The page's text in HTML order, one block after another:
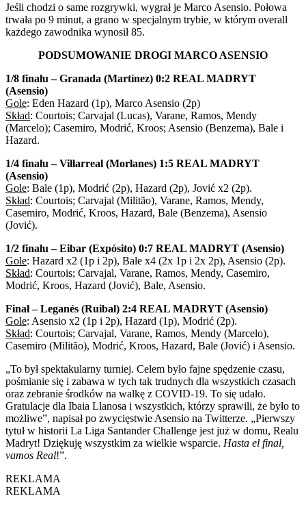
Jeśli chodzi o same rozgrywki, wygrał je Marco Asensio. Połowa
trwała po 9 minut, a grano w specjalnym trybie, w którym overall
każdego zawodnika wynosił 85.
PODSUMOWANIE DROGI MARCO ASENSIO
1/8 finału – Granada (Martínez) 0:2 REAL MADRYT
(Asensio)
Gole: Eden Hazard (1p), Marco Asensio (2p)
Skład: Courtois; Carvajal (Lucas), Varane, Ramos, Mendy
(Marcelo); Casemiro, Modrić, Kroos; Asensio (Benzema), Bale i
Hazard.
1/4 finału – Villarreal (Morlanes) 1:5 REAL MADRYT
(Asensio)
Gole: Bale (1p), Modrić (2p), Hazard (2p), Jović x2 (2p).
Skład: Courtois; Carvajal (Militão), Varane, Ramos, Mendy,
Casemiro, Modrić, Kroos, Hazard, Bale (Benzema), Asensio
(Jović).
1/2 finału – Eibar (Expósito) 0:7 REAL MADRYT (Asensio)
Gole: Hazard x2 (1p i 2p), Bale x4 (2x 1p i 2x 2p), Asensio (2p).
Skład: Courtois; Carvajal, Varane, Ramos, Mendy, Casemiro,
Modrić, Kroos, Hazard (Jović), Bale, Asensio.
Finał – Leganés (Ruibal) 2:4 REAL MADRYT (Asensio)
Gole: Asensio x2 (1p i 2p), Hazard (1p), Modrić (2p).
Skład: Courtois; Carvajal, Varane, Ramos, Mendy (Marcelo),
Casemiro (Militão), Modrić, Kroos, Hazard, Bale (Jović) i Asensio.
„To był spektakularny turniej. Celem było fajne spędzenie czasu,
pośmianie się i zabawa w tych tak trudnych dla wszystkich czasach
oraz zebranie środków na walkę z COVID-19. To się udało.
Gratulacje dla Ibaia Llanosa i wszystkich, którzy sprawili, że było to
możliwe”, napisał po zwycięstwie Asensio na Twitterze. „Pierwszy
tytuł w historii La Liga Santander Challenge jest już w domu, Realu
Madryt! Dziękuję wszystkim za wielkie wsparcie. Hasta el final,
vamos Real!”.
REKLAMA
REKLAMA